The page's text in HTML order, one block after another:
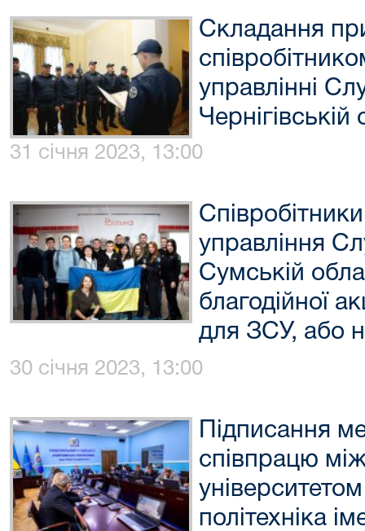
Складання
управлінні
Чернігівській
31 січня 2023, 13:00
управління
Сумській
благодійної
для ЗСУ, або
30 січня 2023, 13:00
Підписання
співпрацю
політехніка